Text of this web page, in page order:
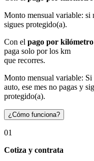
Monto mensual variable: si
sigues protegido(a).
Con el pago por kilómetro
paga solo por los km
que recorres.
Monto mensual variable: Si
auto, ese mes no pagas y
protegido(a).
¿Cómo funciona?
01
Cotiza y contrata